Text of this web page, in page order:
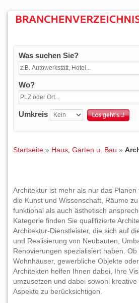
Was suchen Sie?
Wo?
Umkreis
Startseite » Haus, Garten u. Bau »
Architektur ist mehr als nur das
die Kunst und Wissenschaft, Räume
funktional als auch ästhetisch
Kategorie finden Sie qualifizierte
Architektur-Dienstleister, die sich auf
und Realisierung von Neubauten,
Renovierungen spezialisiert haben. Ob
Wohnhäuser, gewerbliche Objekte
Architekten helfen Ihnen dabei, Ihre
umzusetzen und dabei sowohl
Aspekte zu berücksichtigen.